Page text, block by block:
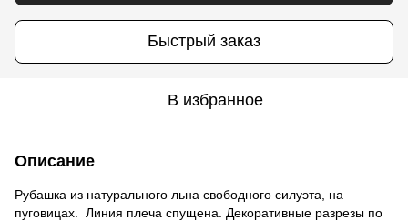
Быстрый заказ
В избранное
Описание
Рубашка из натурального льна свободного силуэта, на
пуговицах. Линия плеча спущена. Декоративные разрезы по